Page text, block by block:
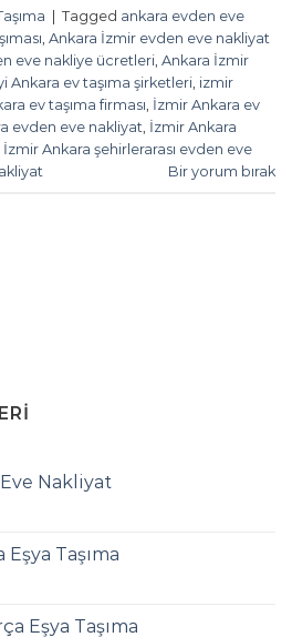
Tagged ankara evden eve
, Ankara İzmir evden eve nakliyat
eve nakliye ücretleri, Ankara İzmir
Ankara ev taşıma şirketleri, izmir
ev taşıma firması, İzmir Ankara ev
evden eve nakliyat, İzmir Ankara
İzmir Ankara şehirlerarası evden eve
Bir yorum bırak
Nakliyat
Taşıma
Eşya Taşıma